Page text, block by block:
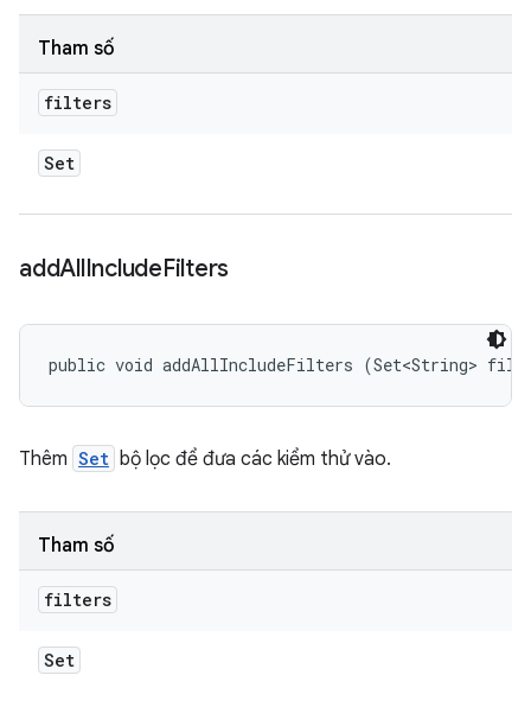
Tham số
filters
Set
addAllIncludeFilters
public void addAllIncludeFilters (Set<String>
Thêm Set bộ lọc để đưa các kiểm thử vào.
Tham số
filters
Set